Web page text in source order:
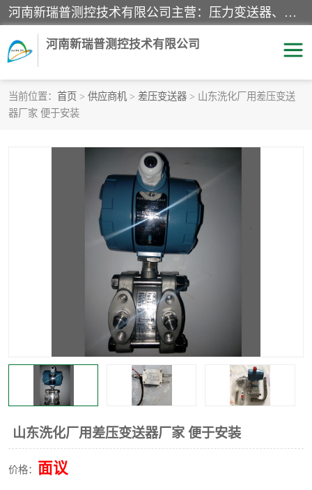
河南新瑞普测控技术有限公司主营：压力变送器、液位变送器、差压变送器、雷达料位计、电容物位计、温度显示控制仪表、电量变送器、流量计、工业自动化系统成套设备。
河南新瑞普测控技术有限公司
当前位置： 首页 > 供应商机 > 差压变送器 > 山东洗化厂用差压变送
器厂家 便于安装
山东洗化厂用差压变送器厂家 便于安装
价格： 面议
霍尼韦尔压力变送器
雷达料位计
标准型工业压力变送器 罐旁显示仪
温度传感器变送器
电容物位计
温度显示控制仪表 电量变送器
流量计 工业自动化系统成套设备